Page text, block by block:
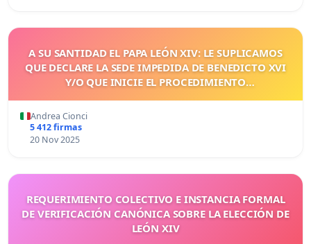
A SU SANTIDAD EL PAPA LEÓN XIV: LE SUPLICAMOS
QUE DECLARE LA SEDE IMPEDIDA DE BENEDICTO XVI
Y/O QUE INICIE EL PROCEDIMIENTO
Andrea Cionci
5 412 firmas
20 Nov 2025
REQUERIMIENTO COLECTIVO E INSTANCIA FORMAL
DE VERIFICACIÓN CANÓNICA SOBRE LA ELECCIÓN DE
LEÓN XIV